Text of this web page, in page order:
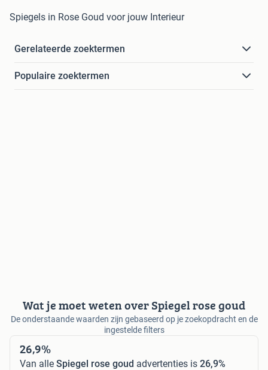
Spiegels in Rose Goud voor jouw Interieur
Gerelateerde zoektermen
Populaire zoektermen
Wat je moet weten over Spiegel rose goud
De onderstaande waarden zijn gebaseerd op je zoekopdracht en de
ingestelde filters
26,9%
Van alle Spiegel rose goud advertenties is 26,9%